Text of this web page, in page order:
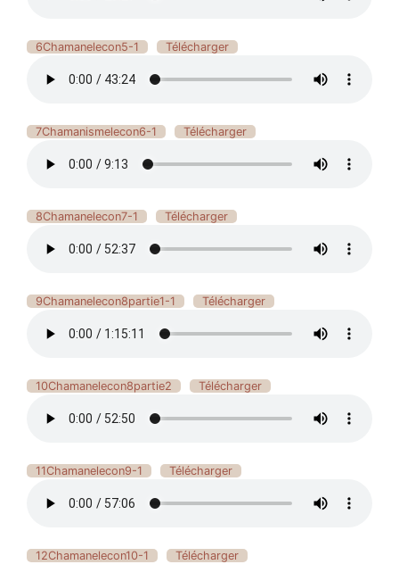
6Chamanelecon5-1 Télécharger
7Chamanismelecon6-1 Télécharger
8Chamanelecon7-1 Télécharger
9Chamanelecon8partie1-1 Télécharger
10Chamanelecon8partie2 Télécharger
11Chamanelecon9-1 Télécharger
12Chamanelecon10-1 Télécharger